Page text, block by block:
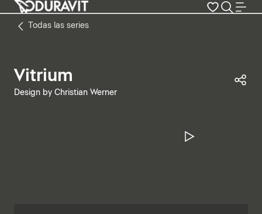
Todas las series
Vitrium
Design by Christian Werner
Pausar